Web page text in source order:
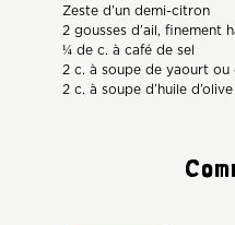
Zeste d’un demi-citron
2 gousses d’ail, finement
¼ de c. à café de sel
2 c. à soupe de yaourt ou
2 c. à soupe d’huile d’olive